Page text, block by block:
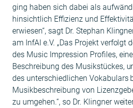
ging haben sich dabei als
hin­sichtlich Effizienz und
erwiesen“, sagt Dr. Stephan
am InfAI e.V. „Das Pro­jekt ver­fol­gt
des Music Impres­sion Pro­files,
Beschrei­bung des Musik­stück­es,
des unter­schiedlichen Vok­ab­u­lars
Musikbeschrei­bung von
zu umge­hen.“, so Dr. Klingn­er